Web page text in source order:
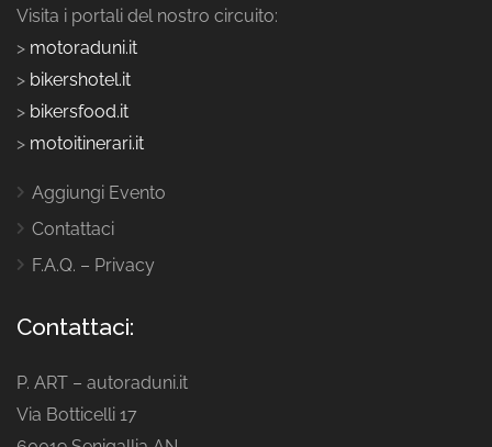
Visita i portali del nostro circuito:
> motoraduni.it
> bikershotel.it
> bikersfood.it
> motoitinerari.it
Aggiungi Evento
Contattaci
F.A.Q. – Privacy
Contattaci:
P. ART – autoraduni.it
Via Botticelli 17